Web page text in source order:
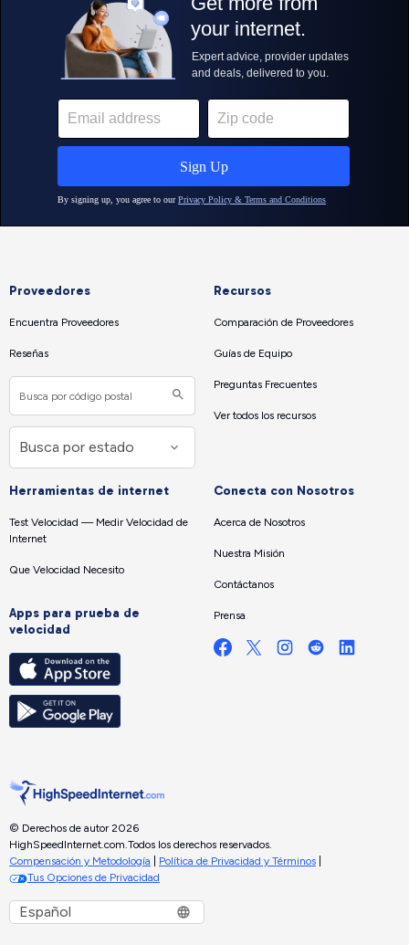
Proveedores
Encuentra Proveedores
Reseñas
Recursos
Comparación de Proveedores
Guías de Equipo
Preguntas Frecuentes
Ver todos los recursos
Herramientas de internet
Test Velocidad — Medir Velocidad de
Internet
Que Velocidad Necesito
Apps para prueba de
velocidad
Conecta con Nosotros
Acerca de Nosotros
Nuestra Misión
Contáctanos
Prensa
© Derechos de autor 2026
HighSpeedInternet.com. Todos los derechos reservados.
Compensación y Metodología
Política de Privacidad y Términos
Tus Opciones de Privacidad